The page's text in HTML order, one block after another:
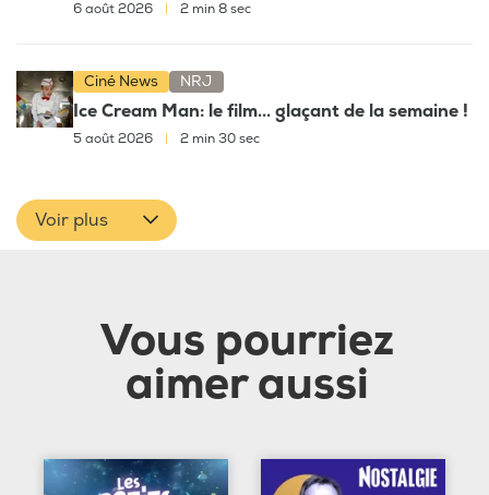
6 août 2026 2 min 8 sec
Ciné News NRJ
Ice Cream Man: le film... glaçant de la semaine !
5 août 2026 2 min 30 sec
Voir plus
Vous pourriez
aimer aussi